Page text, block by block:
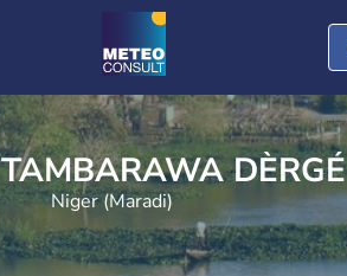
METEO TAMBARAWA DÈRGÉ
Niger (Maradi)